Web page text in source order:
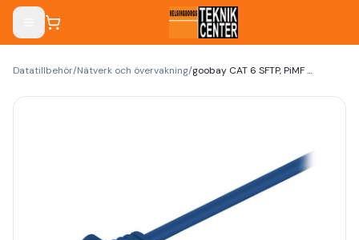
Datatillbehör/Nätverk och övervakning/ goobay CAT 6 SFTP, PiMF 1m Patchkabel Blå